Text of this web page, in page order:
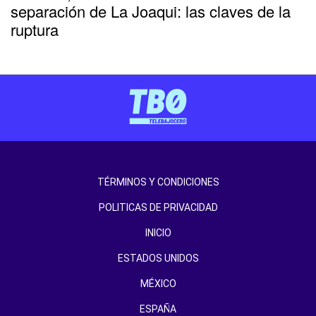
separación de La Joaqui: las claves de la
ruptura
TÉRMINOS Y CONDICIONES
POLITICAS DE PRIVACIDAD
INICIO
ESTADOS UNIDOS
MÉXICO
ESPAÑA